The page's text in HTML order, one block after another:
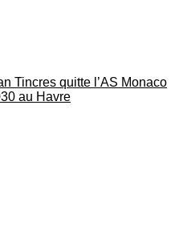
Tincres quitte l’AS Monaco
au Havre